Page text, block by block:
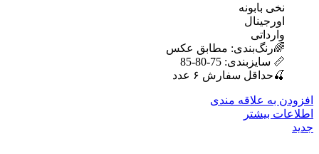
نخی بابونه
اورجینال
وارداتی
🌈رنگ‌بندی: مطابق عکس
📏 سایزبندی: 75-80-85
🍒حداقل سفارش ۶ عدد
افزودن به علاقه مندی
اطلاعات بیشتر
جدید